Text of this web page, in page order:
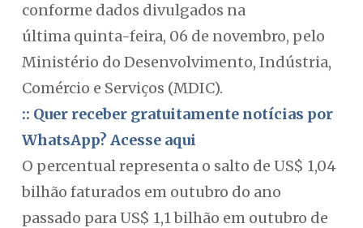
conforme dados divulgados na
última quinta-feira, 06 de novembro, pelo
Ministério do Desenvolvimento, Indústria,
Comércio e Serviços (MDIC).
:: Quer receber gratuitamente notícias por
WhatsApp? Acesse aqui
O percentual representa o salto de US$ 1,04
bilhão faturados em outubro do ano
passado para US$ 1,1 bilhão em outubro de